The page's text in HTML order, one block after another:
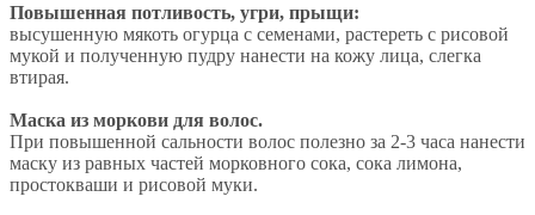
Повышенная потливость, угри, прыщи:
высушенную мякоть огурца с семенами, растереть с рисовой
мукой и полученную пудру нанести на кожу лица, слегка
втирая.
Маска из моркови для волос.
При повышенной сальности волос полезно за 2-3 часа нанести
маску из равных частей морковного сока, сока лимона,
простокваши и рисовой муки.